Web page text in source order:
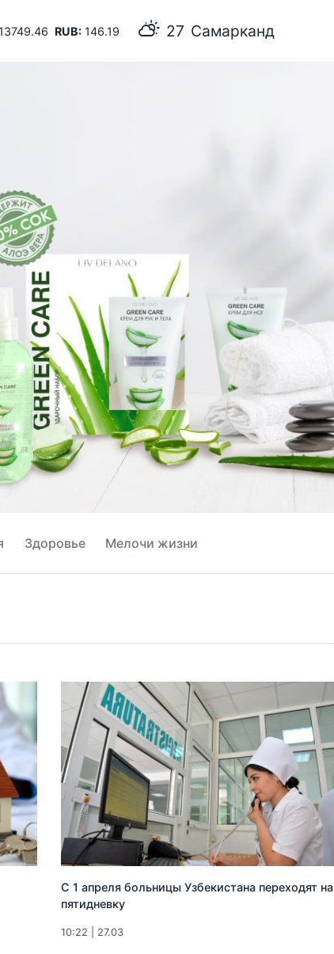
RUB:146.19 27 Самарканд
Здоровье Мелочи жизни
С 1 апреля больницы Узбекистана переходят на
пятидневку
10:22 | 27.03